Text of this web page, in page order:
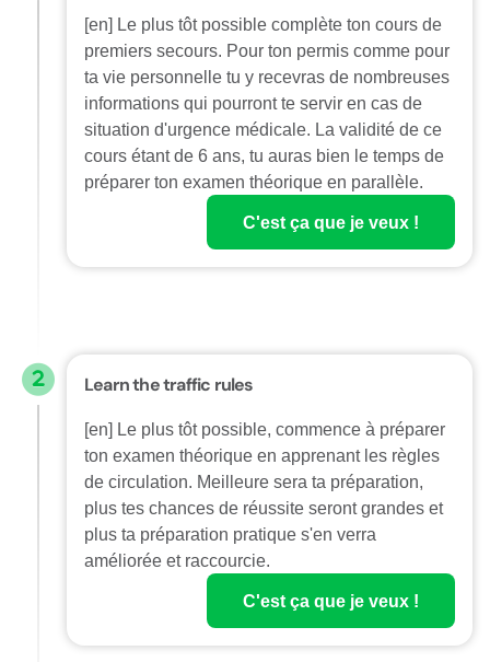
[en] Le plus tôt possible complète ton cours de
premiers secours. Pour ton permis comme pour
ta vie personnelle tu y recevras de nombreuses
informations qui pourront te servir en cas de
situation d'urgence médicale. La validité de ce
cours étant de 6 ans, tu auras bien le temps de
préparer ton examen théorique en parallèle.
C'est ça que je veux !
Learn the traffic rules
[en] Le plus tôt possible, commence à préparer
ton examen théorique en apprenant les règles
de circulation. Meilleure sera ta préparation,
plus tes chances de réussite seront grandes et
plus ta préparation pratique s'en verra
améliorée et raccourcie.
C'est ça que je veux !